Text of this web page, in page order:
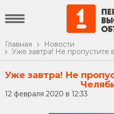
Главная
Новости
Уже завтра! Не пропустите
Уже завтра! Не
12 февраля 2020 в 12:33